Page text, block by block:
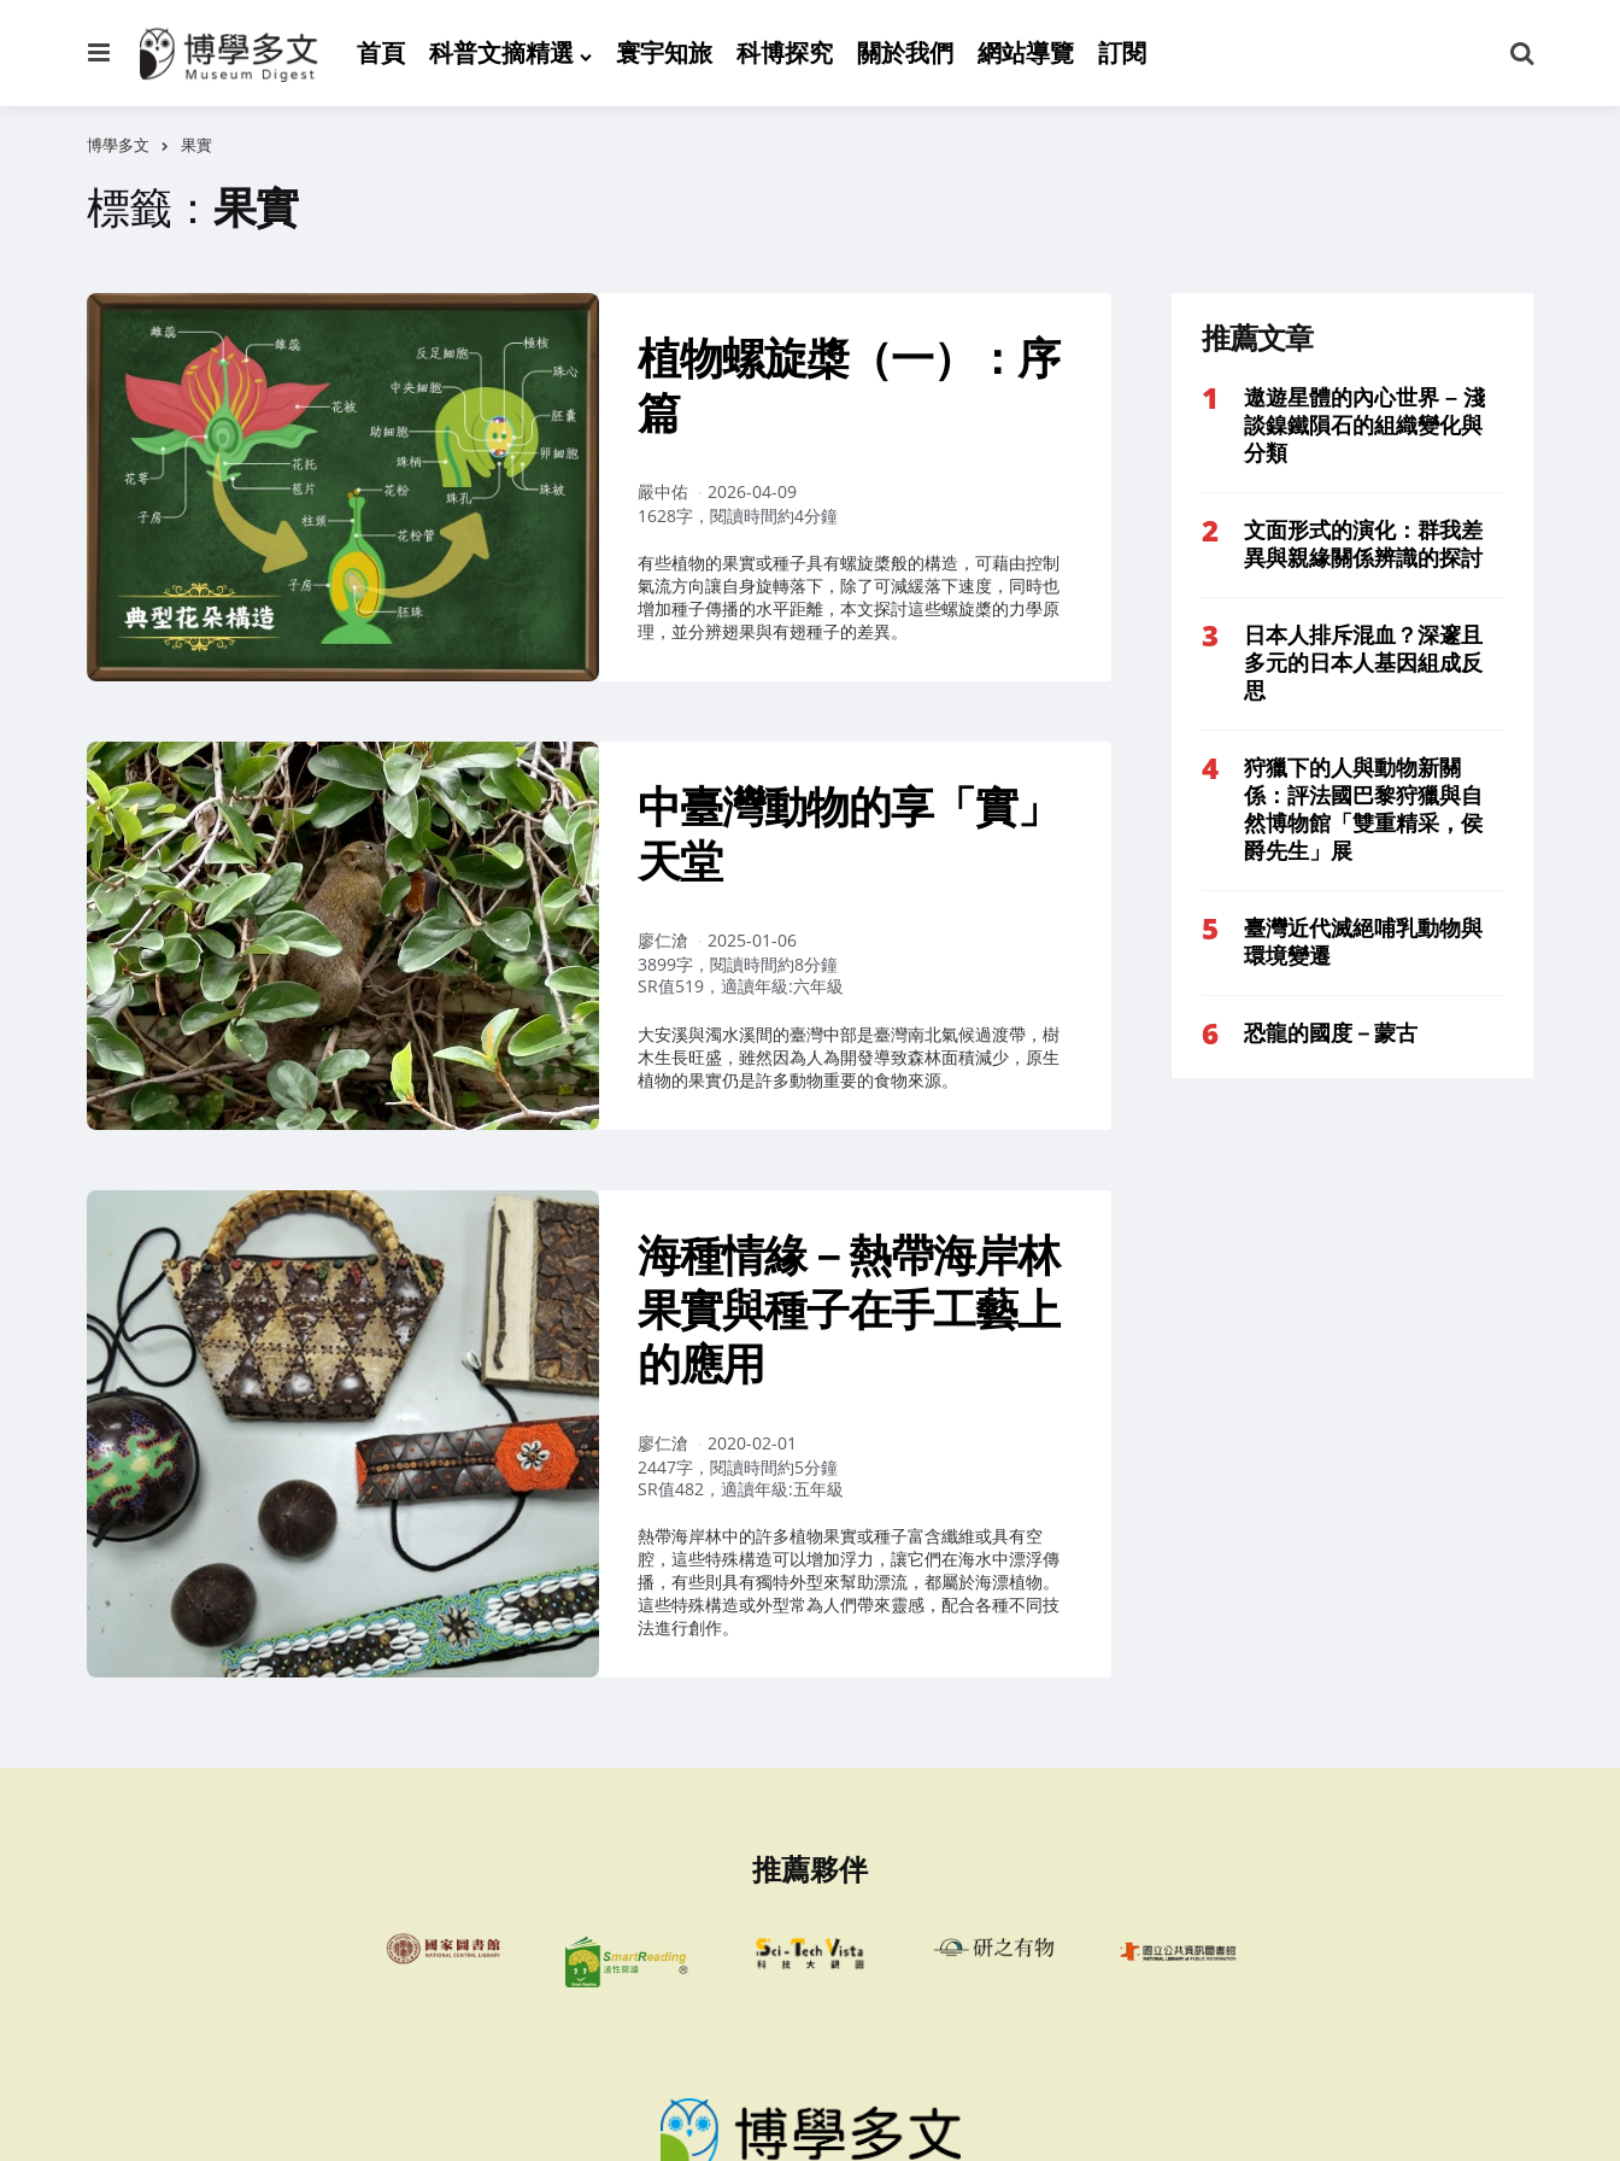
首頁 科普文摘精選 寰宇知旅 科博探究 關於我們 網站導覽 訂閱
尋
博學多文 果實
標籤： 果實
植物螺旋槳（一）：序
篇
作
者：
嚴中佑
2026-04-09
1628字，閱讀時間約4分鐘
有些植物的果實或種子具有螺旋槳般的構造，可藉由控制
氣流方向讓自身旋轉落下，除了可減緩落下速度，同時也
增加種子傳播的水平距離，本文探討這些螺旋槳的力學原
理，並分辨翅果與有翅種子的差異。
中臺灣動物的享「實」
天堂
作
者：
廖仁滄
2025-01-06
3899字，閱讀時間約8分鐘
SR值519，適讀年級:六年級
大安溪與濁水溪間的臺灣中部是臺灣南北氣候過渡帶，樹
木生長旺盛，雖然因為人為開發導致森林面積減少，原生
植物的果實仍是許多動物重要的食物來源。
海種情緣－熱帶海岸林
果實與種子在手工藝上
的應用
作
者：
廖仁滄
2020-02-01
2447字，閱讀時間約5分鐘
SR值482，適讀年級:五年級
熱帶海岸林中的許多植物果實或種子富含纖維或具有空
腔，這些特殊構造可以增加浮力，讓它們在海水中漂浮傳
播，有些則具有獨特外型來幫助漂流，都屬於海漂植物。
這些特殊構造或外型常為人們帶來靈感，配合各種不同技
法進行創作。
推薦文章
遨遊星體的內心世界 – 淺
談鎳鐵隕石的組織變化與
分類
文面形式的演化：群我差
異與親緣關係辨識的探討
日本人排斥混血？深邃且
多元的日本人基因組成反
思
狩獵下的人與動物新關
係：評法國巴黎狩獵與自
然博物館「雙重精采，侯
爵先生」展
臺灣近代滅絕哺乳動物與
環境變遷
恐龍的國度－蒙古
推薦夥伴